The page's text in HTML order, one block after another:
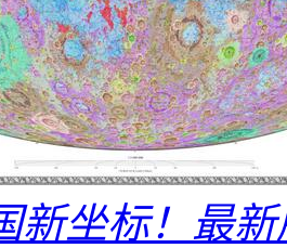
新坐标！最